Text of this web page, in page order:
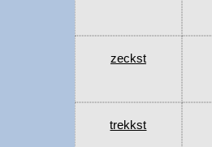
zeckst
trekkst